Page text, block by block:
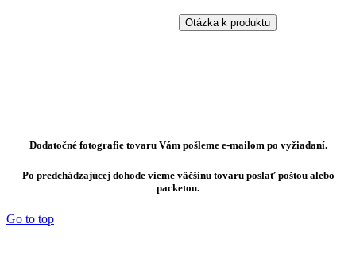
Otázka k produktu
Dodatočné fotografie tovaru Vám pošleme e-mailom po vyžiadaní.
Po predchádzajúcej dohode vieme väčšinu tovaru poslať poštou alebo
packetou.
Go to top